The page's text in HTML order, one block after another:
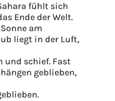
fühlt sich
Ende der Welt.
am
liegt in der Luft,
und schief. Fast
geblieben,